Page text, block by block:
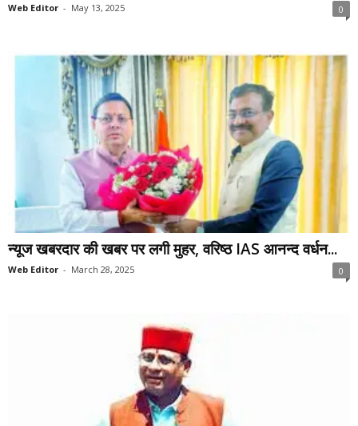
Web Editor - May 13, 2025 0
न्यूज खबरदार की खबर पर लगी मुहर, वरिष्ठ IAS आनन्द वर्धन...
Web Editor - March 28, 2025 0